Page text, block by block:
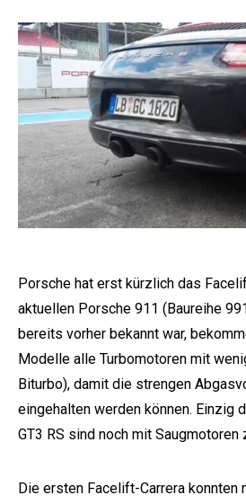
Porsche hat erst kürzlich das
aktuellen Porsche 911 (Baureihe
bereits vorher bekannt war,
Modelle alle Turbomotoren mit
Biturbo), damit die strengen
eingehalten werden können. Einzig
GT3 RS sind noch mit Saugmotoren
Die ersten Facelift-Carrera